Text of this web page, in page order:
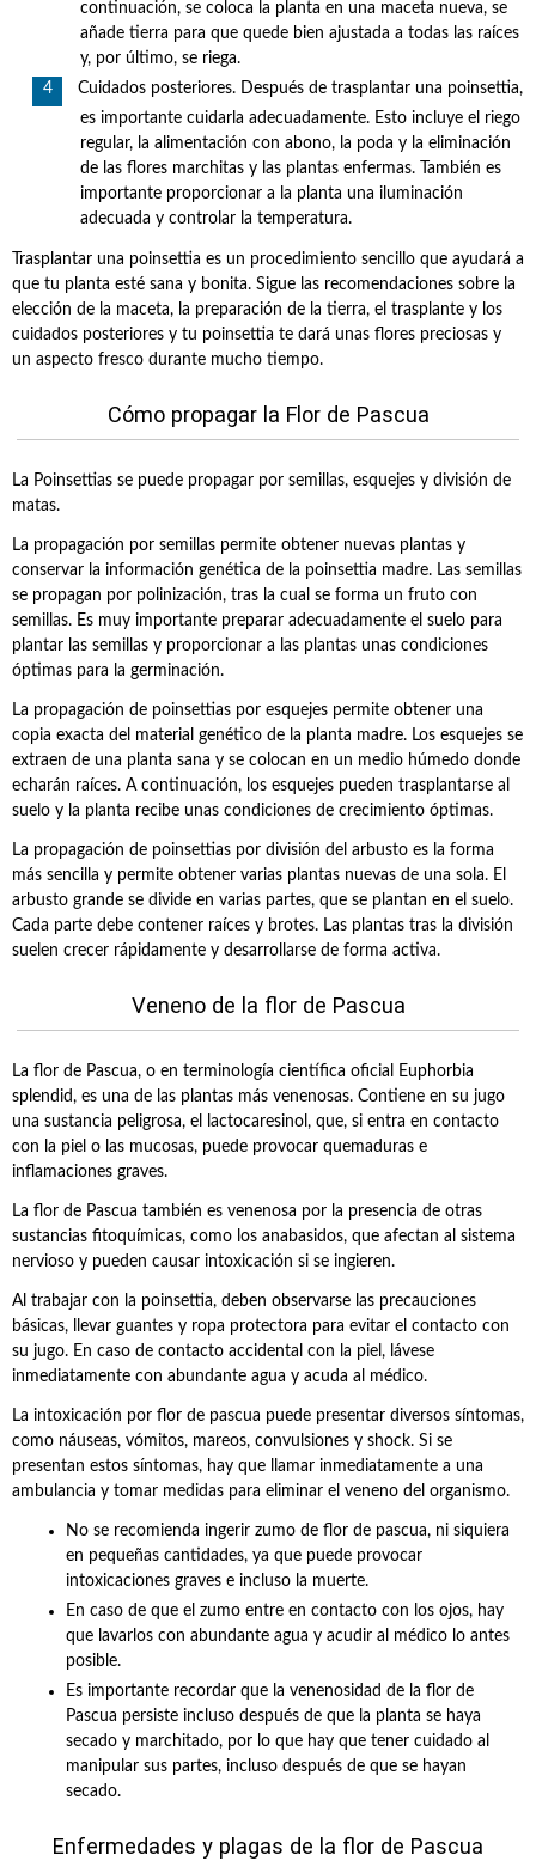
continuación, se coloca la planta en una maceta nueva, se
añade tierra para que quede bien ajustada a todas las raíces
y, por último, se riega.
Cuidados posteriores. Después de trasplantar una poinsettia,
es importante cuidarla adecuadamente. Esto incluye el riego
regular, la alimentación con abono, la poda y la eliminación
de las flores marchitas y las plantas enfermas. También es
importante proporcionar a la planta una iluminación
adecuada y controlar la temperatura.
Trasplantar una poinsettia es un procedimiento sencillo que ayudará a
que tu planta esté sana y bonita. Sigue las recomendaciones sobre la
elección de la maceta, la preparación de la tierra, el trasplante y los
cuidados posteriores y tu poinsettia te dará unas flores preciosas y
un aspecto fresco durante mucho tiempo.
Cómo propagar la Flor de Pascua
La Poinsettias se puede propagar por semillas, esquejes y división de
matas.
La propagación por semillas permite obtener nuevas plantas y
conservar la información genética de la poinsettia madre. Las semillas
se propagan por polinización, tras la cual se forma un fruto con
semillas. Es muy importante preparar adecuadamente el suelo para
plantar las semillas y proporcionar a las plantas unas condiciones
óptimas para la germinación.
La propagación de poinsettias por esquejes permite obtener una
copia exacta del material genético de la planta madre. Los esquejes se
extraen de una planta sana y se colocan en un medio húmedo donde
echarán raíces. A continuación, los esquejes pueden trasplantarse al
suelo y la planta recibe unas condiciones de crecimiento óptimas.
La propagación de poinsettias por división del arbusto es la forma
más sencilla y permite obtener varias plantas nuevas de una sola. El
arbusto grande se divide en varias partes, que se plantan en el suelo.
Cada parte debe contener raíces y brotes. Las plantas tras la división
suelen crecer rápidamente y desarrollarse de forma activa.
Veneno de la flor de Pascua
La flor de Pascua, o en terminología científica oficial Euphorbia
splendid, es una de las plantas más venenosas. Contiene en su jugo
una sustancia peligrosa, el lactocaresinol, que, si entra en contacto
con la piel o las mucosas, puede provocar quemaduras e
inflamaciones graves.
La flor de Pascua también es venenosa por la presencia de otras
sustancias fitoquímicas, como los anabasidos, que afectan al sistema
nervioso y pueden causar intoxicación si se ingieren.
Al trabajar con la poinsettia, deben observarse las precauciones
básicas, llevar guantes y ropa protectora para evitar el contacto con
su jugo. En caso de contacto accidental con la piel, lávese
inmediatamente con abundante agua y acuda al médico.
La intoxicación por flor de pascua puede presentar diversos síntomas,
como náuseas, vómitos, mareos, convulsiones y shock. Si se
presentan estos síntomas, hay que llamar inmediatamente a una
ambulancia y tomar medidas para eliminar el veneno del organismo.
No se recomienda ingerir zumo de flor de pascua, ni siquiera
en pequeñas cantidades, ya que puede provocar
intoxicaciones graves e incluso la muerte.
En caso de que el zumo entre en contacto con los ojos, hay
que lavarlos con abundante agua y acudir al médico lo antes
posible.
Es importante recordar que la venenosidad de la flor de
Pascua persiste incluso después de que la planta se haya
secado y marchitado, por lo que hay que tener cuidado al
manipular sus partes, incluso después de que se hayan
secado.
Enfermedades y plagas de la flor de Pascua